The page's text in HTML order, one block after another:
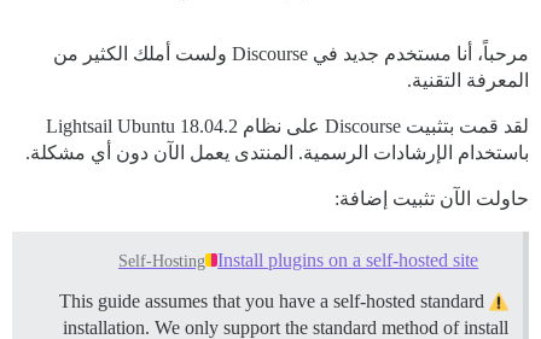
مرحباً، أنا مستخدم جديد في Discourse ولست أملك الكثير من
المعرفة التقنية.
لقد قمت بتثبيت Discourse على نظام Lightsail Ubuntu 18.04.2
باستخدام الإرشادات الرسمية. المنتدى يعمل الآن دون أي مشكلة.
حاولت الآن تثبيت إضافة:
Install plugins on a self-hosted site
Self-Hosting
This guide assumes that you have a self-hosted standard
installation. We only support the standard method of install